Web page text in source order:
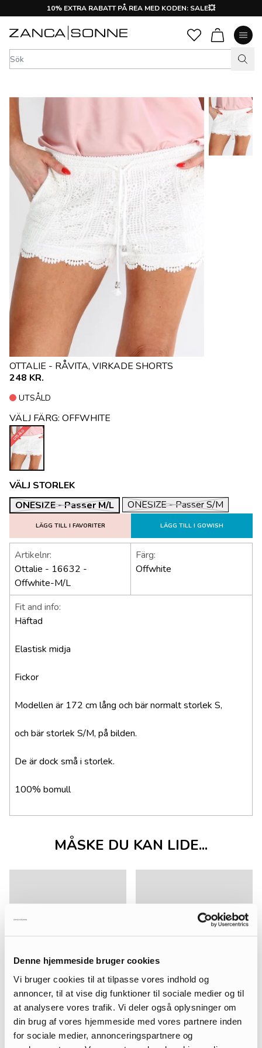
Denne hjemmeside bruger cookies
Vi bruger cookies til at tilpasse vores indhold og
annoncer, til at vise dig funktioner til sociale medier og til
at analysere vores trafik. Vi deler også oplysninger om
din brug af vores hjemmeside med vores partnere inden
for sociale medier, annonceringspartnere og
10% EXTRA RABATT PÅ REA MED KODEN: SALE💥
OTTALIE - RÅVITA, VIRKADE SHORTS
VÄLJ STORLEK
ONESIZE - Passer M/L
ONESIZE - Passer S/M
UTSÅLD
248 KR.
LÄGG TILL I FAVORITER LÄGG TILL I GOWISH
VÄLJ FÄRG: OFFWHITE
UTSÅLD
Artikelnr:
Ottalie - 16632 -
Offwhite-M/L
Färg:
Offwhite
Fit and info:
Häftad
Elastisk midja
Fickor
Modellen är 172 cm lång och bär normalt storlek S,
och bär storlek S/M, på bilden.
De är dock små i storlek.
100% bomull
MÅSKE DU KAN LIDE...